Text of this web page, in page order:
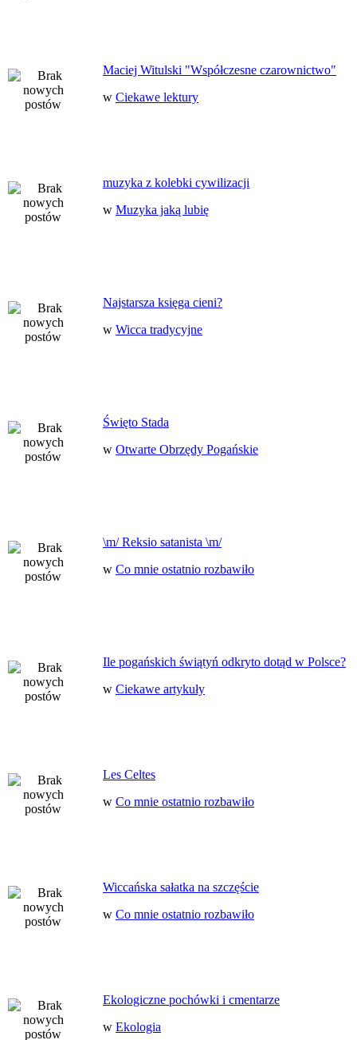
Maciej Witulski "Współczesne czarownictwo"
w Ciekawe lektury
muzyka z kolebki cywilizacji
w Muzyka jaką lubię
Najstarsza księga cieni?
w Wicca tradycyjne
Święto Stada
w Otwarte Obrzędy Pogańskie
\m/ Reksio satanista \m/
w Co mnie ostatnio rozbawiło
Ile pogańskich świątyń odkryto dotąd w Polsce?
w Ciekawe artykuły
Les Celtes
w Co mnie ostatnio rozbawiło
Wiccańska sałatka na szczęście
w Co mnie ostatnio rozbawiło
Ekologiczne pochówki i cmentarze
w Ekologia